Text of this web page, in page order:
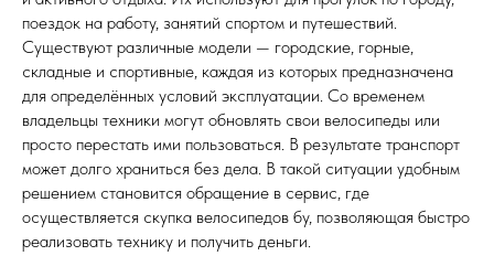
поездок на работу, занятий спортом и путешествий.
Существуют различные модели — городские, горные,
складные и спортивные, каждая из которых предназначена
для определённых условий эксплуатации. Со временем
владельцы техники могут обновлять свои велосипеды или
просто перестать ими пользоваться. В результате транспорт
может долго храниться без дела. В такой ситуации удобным
решением становится обращение в сервис, где
осуществляется скупка велосипедов бу, позволяющая быстро
реализовать технику и получить деньги.